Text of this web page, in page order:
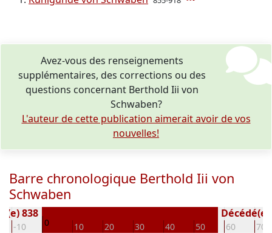
Avez-vous des renseignements
supplémentaires, des corrections ou des
questions concernant Berthold Iii von
Schwaben?
L'auteur de cette publication aimerait avoir de vos
nouvelles!
Barre chronologique Berthold Iii von
Schwaben
-10 0 10 20 30 40 50 60 70
838 Décédé(e